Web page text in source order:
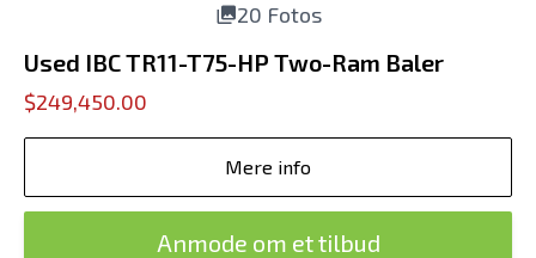
20 Fotos
Used IBC TR11-T75-HP Two-Ram Baler
$249,450.00
Mere info
Anmode om et tilbud